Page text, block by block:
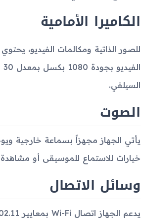
الكاميرا الأمامية
السيلفي.
الصوت
خيارات للاستماع للموسيقى أو مشاهدة
وسائل الاتصال